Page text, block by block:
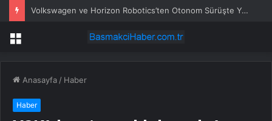
Volkswagen ve Horizon Robotics’ten Otonom Sürüşte Yeni İş Birliği
Menü
Anasayfa / Haber
Haber